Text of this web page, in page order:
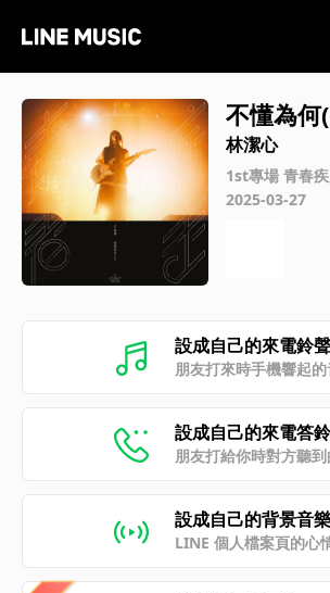
不懂為
林潔心
1st專場 青春
y Taipei）
2025-03-27
設成自己的來電鈴聲
朋友打來時手機響起
設成自己的來電答鈴
朋友打給你時對方聽
設成自己的背景音樂
LINE 個人檔案頁的心